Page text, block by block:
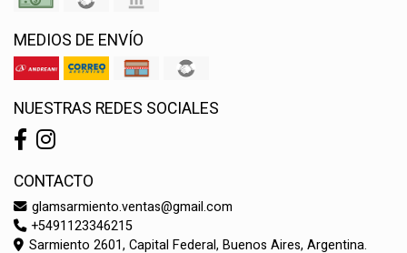
MEDIOS DE ENVÍO
NUESTRAS REDES SOCIALES
CONTACTO
glamsarmiento.ventas@gmail.com
+5491123346215
Sarmiento 2601, Capital Federal, Buenos Aires, Argentina.